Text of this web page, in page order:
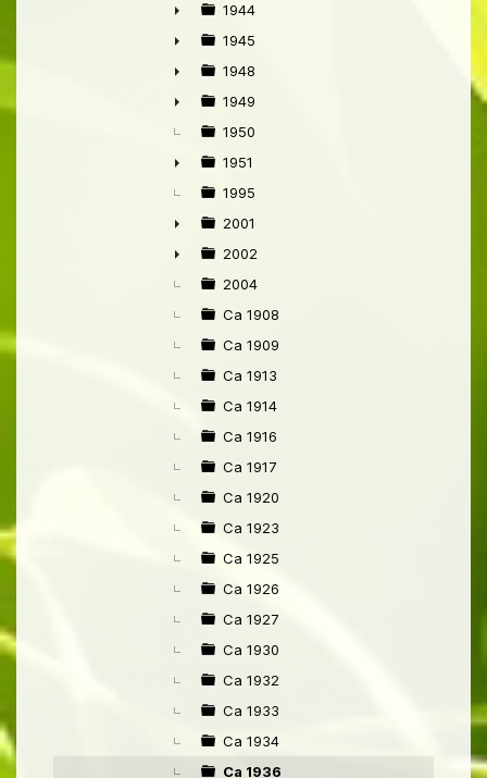
►
►
1944
►
1945
►
1948
►
1949
1950
►
1951
1995
►
2001
►
2002
2004
Ca 1908
Ca 1909
Ca 1913
Ca 1914
Ca 1916
Ca 1917
Ca 1920
Ca 1923
Ca 1925
Ca 1926
Ca 1927
Ca 1930
Ca 1932
Ca 1933
Ca 1934
Ca 1936